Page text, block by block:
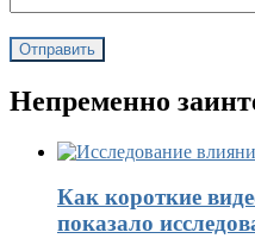
Непременно
Как короткие
показало